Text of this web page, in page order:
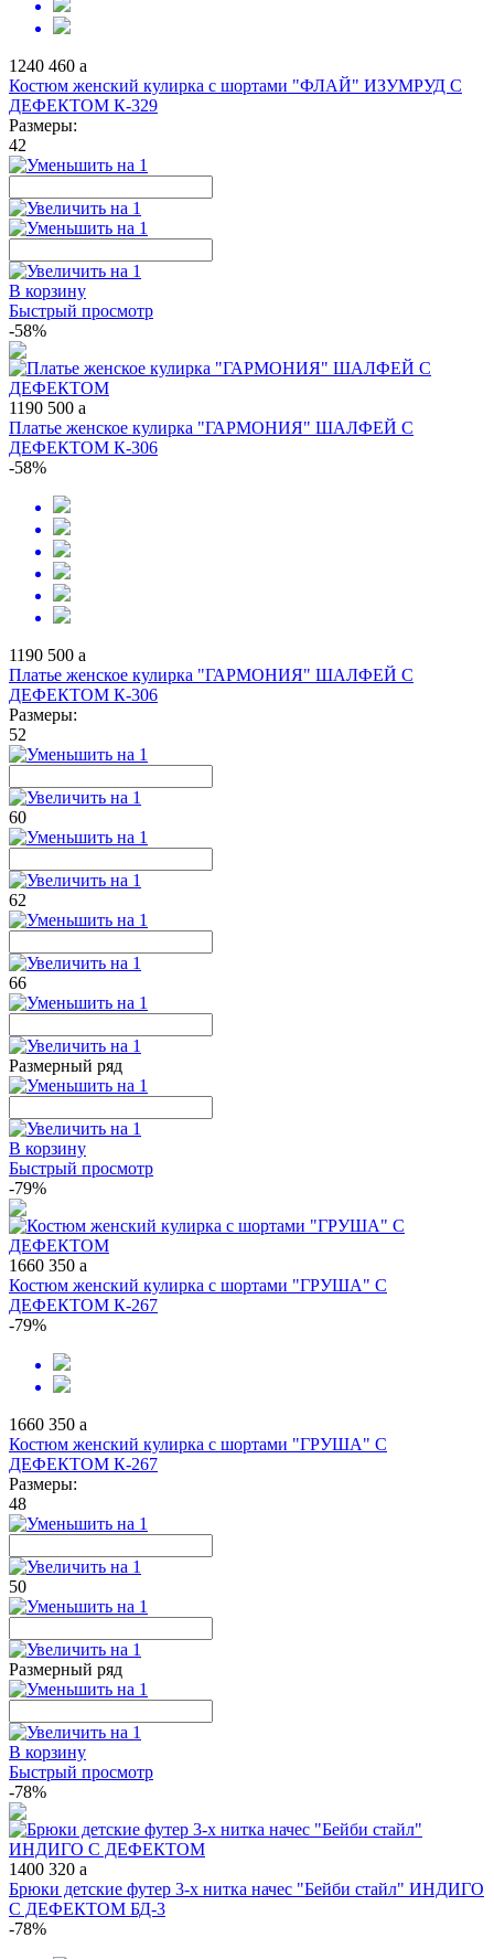
1240 460 a
Костюм женский кулирка с шортами "ФЛАЙ" ИЗУМРУД С
ДЕФЕКТОМ К-329
Размеры:
42
В корзину
Быстрый просмотр
-58%
1190 500 a
Платье женское кулирка "ГАРМОНИЯ" ШАЛФЕЙ С
ДЕФЕКТОМ К-306
-58%
1190 500 a
Платье женское кулирка "ГАРМОНИЯ" ШАЛФЕЙ С
ДЕФЕКТОМ К-306
Размеры:
52
60
62
66
Размерный ряд
В корзину
Быстрый просмотр
-79%
1660 350 a
Костюм женский кулирка с шортами "ГРУША" С
ДЕФЕКТОМ К-267
-79%
1660 350 a
Костюм женский кулирка с шортами "ГРУША" С
ДЕФЕКТОМ К-267
Размеры:
48
50
Размерный ряд
В корзину
Быстрый просмотр
-78%
1400 320 a
Брюки детские футер 3-х нитка начес "Бейби стайл" ИНДИГО
С ДЕФЕКТОМ БД-3
-78%